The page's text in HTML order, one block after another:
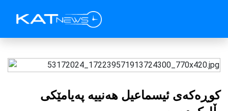
كوڕه‌كه‌ى ئیسماعیل هه‌نییه‌ په‌یامێكى